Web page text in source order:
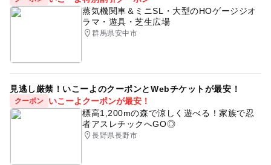
蒸気機関車＆ミニSL・大型のHOゲージジオ
ラマ・遊具・芝生広場
群馬県安中市
見逃し厳禁！いこーよのクーポンとWebチケットが最安！
クーポン
いこーよクーポンが最安！
標高1,200mの森で涼しく遊べる！家族で忍
者アスレチックへGO◎
長野県長野市